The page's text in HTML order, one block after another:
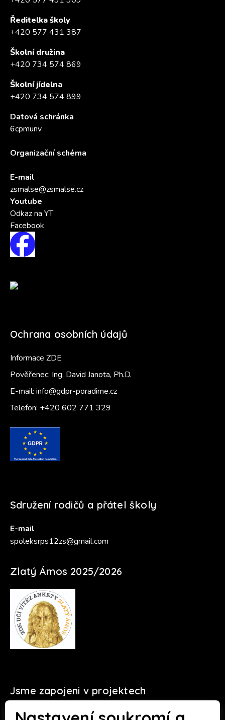
Ředitelka školy
+420 577 431 387
Školní družina
+420 734 574 869
Školní jídelna
+420 734 574 899
Datová schránka
6cpmunv
Organizační schéma
E-mail
zsmalse@zsmalse.cz
Youtube
Odkaz na YT
Facebook
Ochrana osobních údajů
Informace ZDE
Pověřenec: Ing. David Janota, Ph.D.
E-mail: info@gdpr-poradime.cz
Telefon: +420 602 771 329
Sdružení rodičů a přátel školy
E-mail
spoleksrps12zs@gmail.com
Zlatý Ámos 2025/2026
Jsme zapojeni v projektech